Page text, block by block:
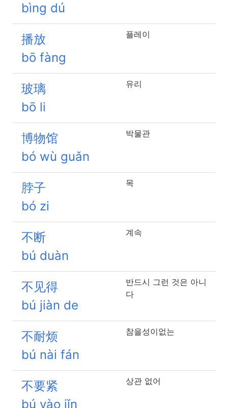
bìng dú
播放
bō fàng
플레이
玻璃
bō li
유리
博物馆
bó wù guǎn
박물관
脖子
bó zi
목
不断
bú duàn
계속
不见得
bú jiàn de
반드시 그런 것은 아니
다
不耐烦
bú nài fán
참을성이없는
不要紧
bú yào jǐn
상관 없어